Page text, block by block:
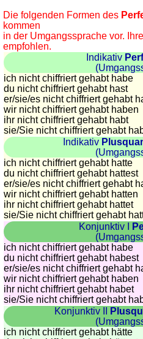
Die folgenden Formen des
kommen
in der Umgangssprache vor.
empfohlen.
Indikativ
ich nicht chiffriert gehabt habe
du nicht chiffriert gehabt hast
er/sie/es nicht chiffriert gehabt
wir nicht chiffriert gehabt haben
ihr nicht chiffriert gehabt habt
sie/Sie nicht chiffriert gehabt
Indikativ
ich nicht chiffriert gehabt hatte
du nicht chiffriert gehabt hattest
er/sie/es nicht chiffriert gehabt
wir nicht chiffriert gehabt hatten
ihr nicht chiffriert gehabt hattet
sie/Sie nicht chiffriert gehabt
Konjunktiv I
ich nicht chiffriert gehabt habe
du nicht chiffriert gehabt habest
er/sie/es nicht chiffriert gehabt
wir nicht chiffriert gehabt haben
ihr nicht chiffriert gehabt habet
sie/Sie nicht chiffriert gehabt
Konjunktiv II
ich nicht chiffriert gehabt hätte